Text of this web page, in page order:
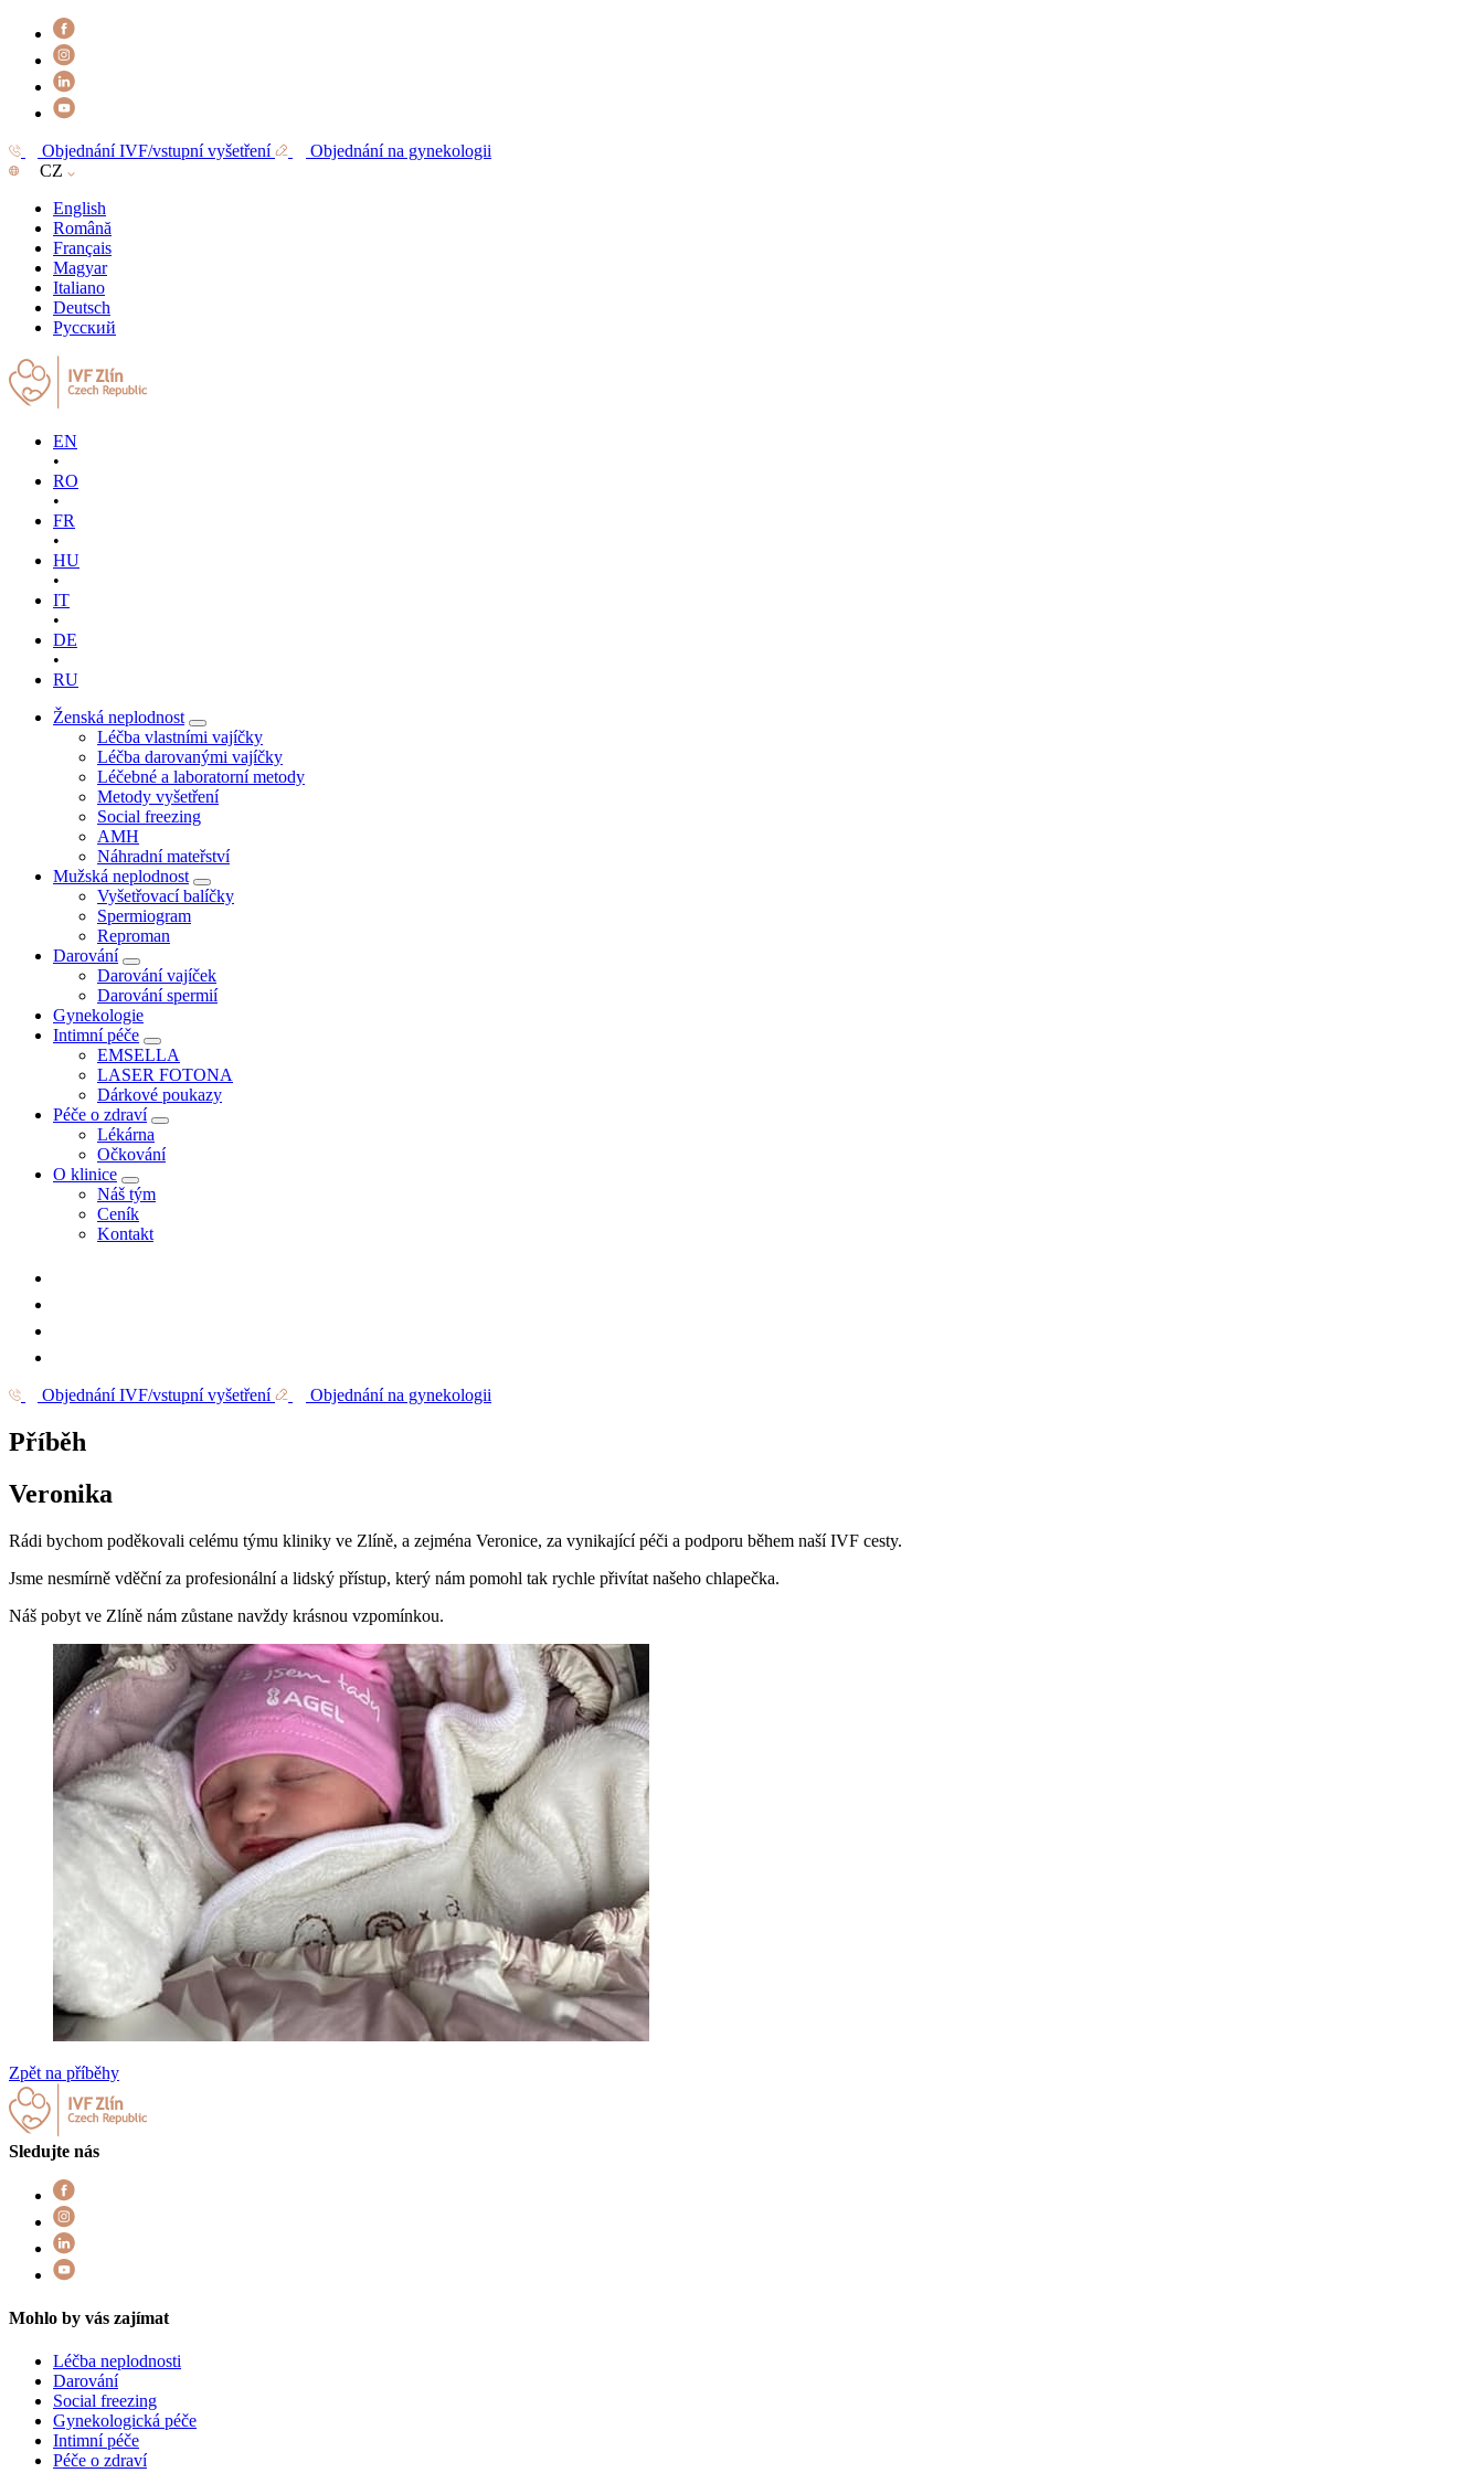
Objednání IVF/vstupní vyšetření
Objednání na gynekologii
CZ
English
Română
Français
Magyar
Italiano
Deutsch
Русский
EN
•
RO
•
FR
•
HU
•
IT
•
DE
•
RU
Ženská neplodnost
Léčba vlastními vajíčky
Léčba darovanými vajíčky
Léčebné a laboratorní metody
Metody vyšetření
Social freezing
AMH
Náhradní mateřství
Mužská neplodnost
Vyšetřovací balíčky
Spermiogram
Reproman
Darování
Darování vajíček
Darování spermií
Gynekologie
Intimní péče
EMSELLA
LASER FOTONA
Dárkové poukazy
Péče o zdraví
Lékárna
Očkování
O klinice
Náš tým
Ceník
Kontakt
Objednání IVF/vstupní vyšetření Objednání na gynekologii
Příběh
Veronika
Rádi bychom poděkovali celému týmu kliniky ve Zlíně, a zejména Veronice, za vynikající péči a podporu během naší IVF cesty.
Jsme nesmírně vděční za profesionální a lidský přístup, který nám pomohl tak rychle přivítat našeho chlapečka.
Náš pobyt ve Zlíně nám zůstane navždy krásnou vzpomínkou.
Zpět na příběhy
Sledujte nás
Mohlo by vás zajímat
Léčba neplodnosti
Darování
Social freezing
Gynekologická péče
Intimní péče
Péče o zdraví